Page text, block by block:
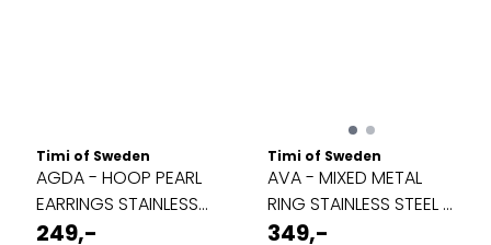
Timi of Sweden
AGDA - HOOP PEARL
EARRINGS STAINLESS
STEEL
249,-
Timi of Sweden
AVA - MIXED METAL
RING STAINLESS STEEL ...
349,-